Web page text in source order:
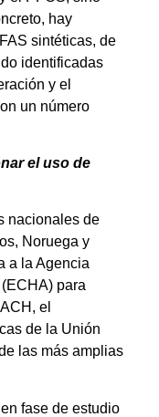
hay
sintéticas, de
identificadas
y el
un número
el uso de
nacionales de
Noruega y
a la Agencia
para
el
de la Unión
las más amplias
fase de estudio